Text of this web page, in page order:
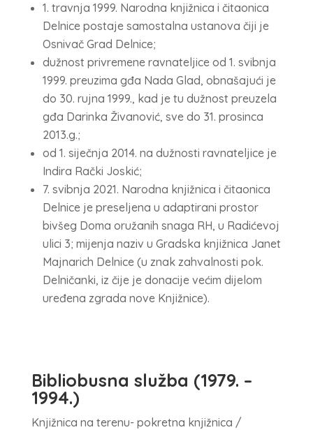
1. travnja 1999. Narodna knjižnica i čitaonica
Delnice postaje samostalna ustanova čiji je
Osnivač Grad Delnice;
dužnost privremene ravnateljice od 1. svibnja
1999. preuzima gđa Nada Glad, obnašajući je
do 30. rujna 1999., kad je tu dužnost preuzela
gđa Darinka Živanović, sve do 31. prosinca
2013.g.;
od 1. siječnja 2014. na dužnosti ravnateljice je
Indira Rački Joskić;
7. svibnja 2021. Narodna knjižnica i čitaonica
Delnice je preseljena u adaptirani prostor
bivšeg Doma oružanih snaga RH, u Radićevoj
ulici 3; mijenja naziv u Gradska knjižnica Janet
Majnarich Delnice (u znak zahvalnosti pok.
Delničanki, iz čije je donacije većim dijelom
uređena zgrada nove Knjižnice).
Bibliobusna služba (1979. –
1994.)
Knjižnica na terenu- pokretna knjižnica /